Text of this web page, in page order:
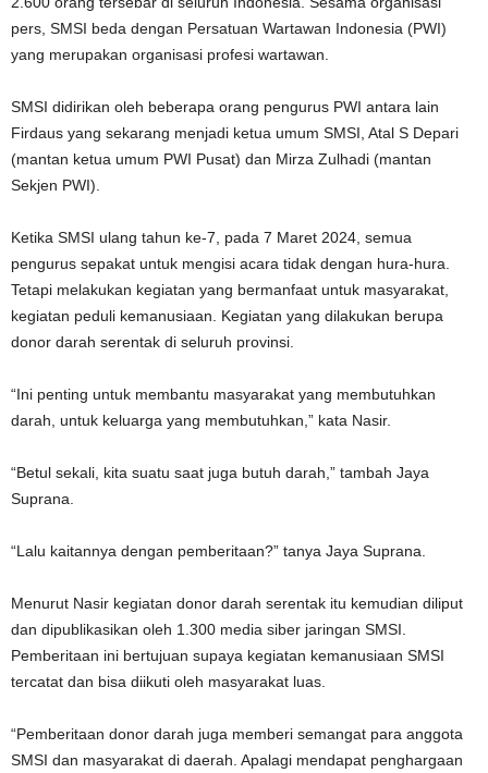
pers, SMSI beda dengan Persatuan Wartawan Indonesia (PWI)
yang merupakan organisasi profesi wartawan.
SMSI didirikan oleh beberapa orang pengurus PWI antara lain
Firdaus yang sekarang menjadi ketua umum SMSI, Atal S Depari
(mantan ketua umum PWI Pusat) dan Mirza Zulhadi (mantan
Sekjen PWI).
Ketika SMSI ulang tahun ke-7, pada 7 Maret 2024, semua
pengurus sepakat untuk mengisi acara tidak dengan hura-hura.
Tetapi melakukan kegiatan yang bermanfaat untuk masyarakat,
kegiatan peduli kemanusiaan. Kegiatan yang dilakukan berupa
donor darah serentak di seluruh provinsi.
“Ini penting untuk membantu masyarakat yang membutuhkan
darah, untuk keluarga yang membutuhkan,” kata Nasir.
“Betul sekali, kita suatu saat juga butuh darah,” tambah Jaya
Suprana.
“Lalu kaitannya dengan pemberitaan?” tanya Jaya Suprana.
Menurut Nasir kegiatan donor darah serentak itu kemudian diliput
dan dipublikasikan oleh 1.300 media siber jaringan SMSI.
Pemberitaan ini bertujuan supaya kegiatan kemanusiaan SMSI
tercatat dan bisa diikuti oleh masyarakat luas.
“Pemberitaan donor darah juga memberi semangat para anggota
SMSI dan masyarakat di daerah. Apalagi mendapat penghargaan